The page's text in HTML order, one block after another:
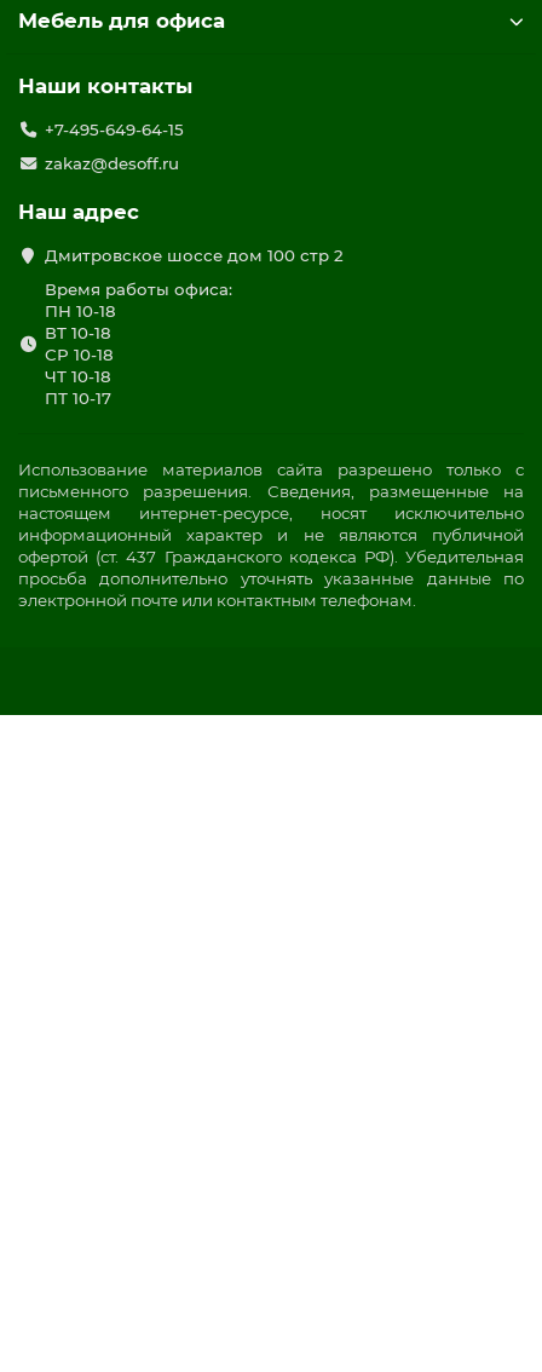
Мебель для офиса
Наши контакты
+7-495-649-64-15
zakaz@desoff.ru
Наш адрес
Дмитровское шоссе дом 100 стр 2
Время работы офиса:
ПН 10-18
ВТ 10-18
СР 10-18
ЧТ 10-18
ПТ 10-17
Использование материалов сайта разрешено только с
письменного разрешения. Сведения, размещенные на
настоящем интернет-ресурсе, носят исключительно
информационный характер и не являются публичной
офертой (ст. 437 Гражданского кодекса РФ). Убедительная
просьба дополнительно уточнять указанные данные по
электронной почте или контактным телефонам.